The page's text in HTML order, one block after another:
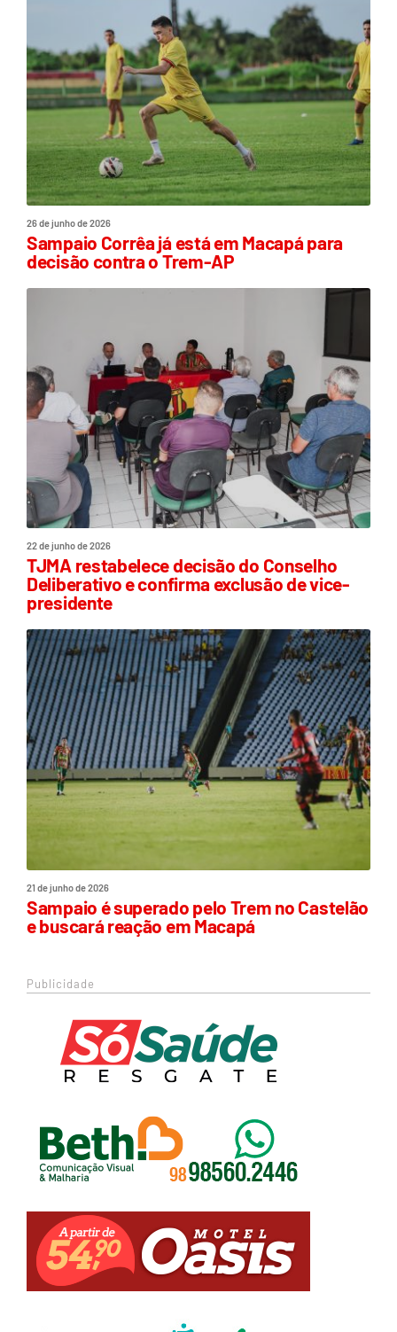
26 de junho de 2026
Sampaio Corrêa já está em Macapá para
decisão contra o Trem-AP
22 de junho de 2026
TJMA restabelece decisão do Conselho
Deliberativo e confirma exclusão de vice-
presidente
21 de junho de 2026
Sampaio é superado pelo Trem no Castelão
e buscará reação em Macapá
Publicidade